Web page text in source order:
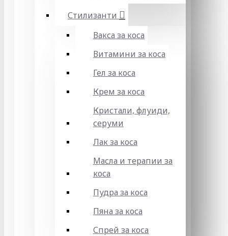
Стилизанти
Вакса за коса
Витамини за коса
Гел за коса
Крем за коса
Кристали, флуиди,
серуми
Лак за коса
Масла и терапии за
коса
Пудра за коса
Пяна за коса
Спрей за коса